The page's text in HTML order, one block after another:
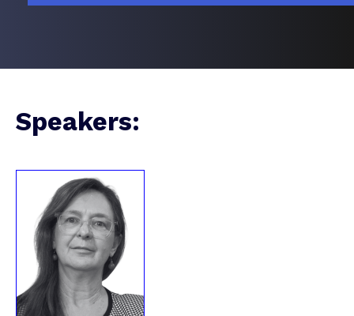
Speakers: